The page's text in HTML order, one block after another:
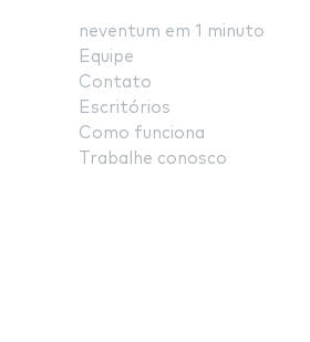
neventum em 1 minuto
Equipe
Contato
Escritórios
Como funciona
Trabalhe conosco